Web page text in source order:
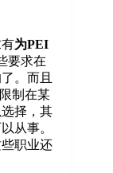
为PEI
要求在
。而且
制在某
择，其
从事。
职业还